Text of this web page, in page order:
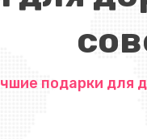
подарки для